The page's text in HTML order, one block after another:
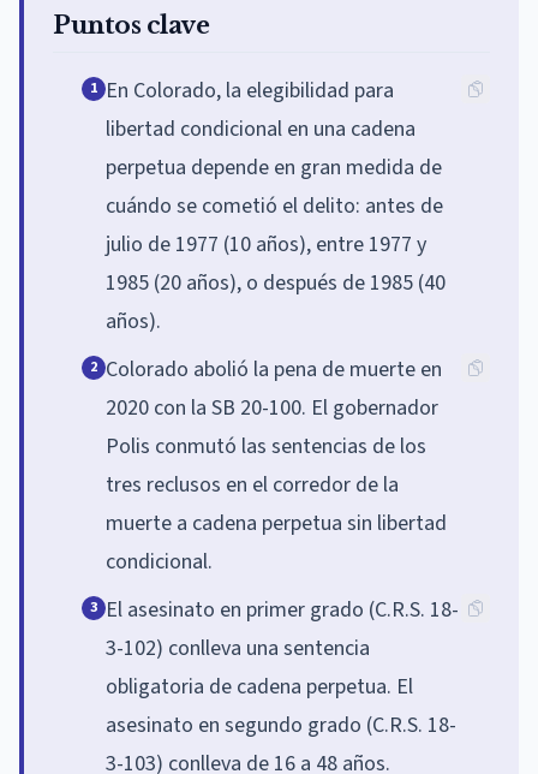
Puntos clave
1 En Colorado, la elegibilidad para
libertad condicional en una cadena
perpetua depende en gran medida de
cuándo se cometió el delito: antes de
julio de 1977 (10 años), entre 1977 y
1985 (20 años), o después de 1985 (40
años).
2 Colorado abolió la pena de muerte en
2020 con la SB 20-100. El gobernador
Polis conmutó las sentencias de los
tres reclusos en el corredor de la
muerte a cadena perpetua sin libertad
condicional.
3 El asesinato en primer grado (C.R.S. 18-
3-102) conlleva una sentencia
obligatoria de cadena perpetua. El
asesinato en segundo grado (C.R.S. 18-
3-103) conlleva de 16 a 48 años.